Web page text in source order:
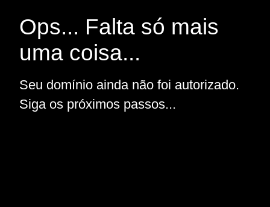
Ops... Falta só mais
uma coisa...
Seu domínio ainda não foi autorizado.
Siga os próximos passos...